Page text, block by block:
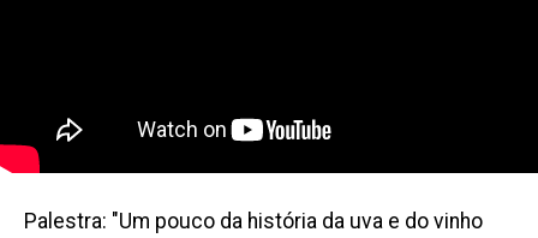
Palestra: "Um pouco da história da uva e do vinho